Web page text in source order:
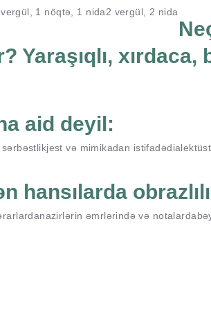
1 nöqtə, 1 nida2 vergül, 2 nida
Yaraşıqlı, xırdaca,
aid deyil:
sərbəstlikjest və mimikadan istifadə
hansılarda
nazirlərin əmrlərində və notalarda